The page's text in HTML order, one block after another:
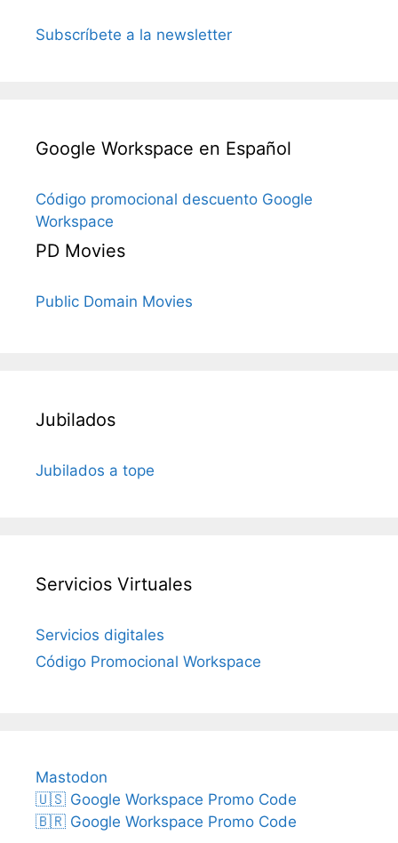
Subscríbete a la newsletter
Google Workspace en Español
Código promocional descuento Google
Workspace
PD Movies
Public Domain Movies
Jubilados
Jubilados a tope
Servicios Virtuales
Servicios digitales
Código Promocional Workspace
Mastodon
🇺🇸 Google Workspace Promo Code
🇧🇷 Google Workspace Promo Code